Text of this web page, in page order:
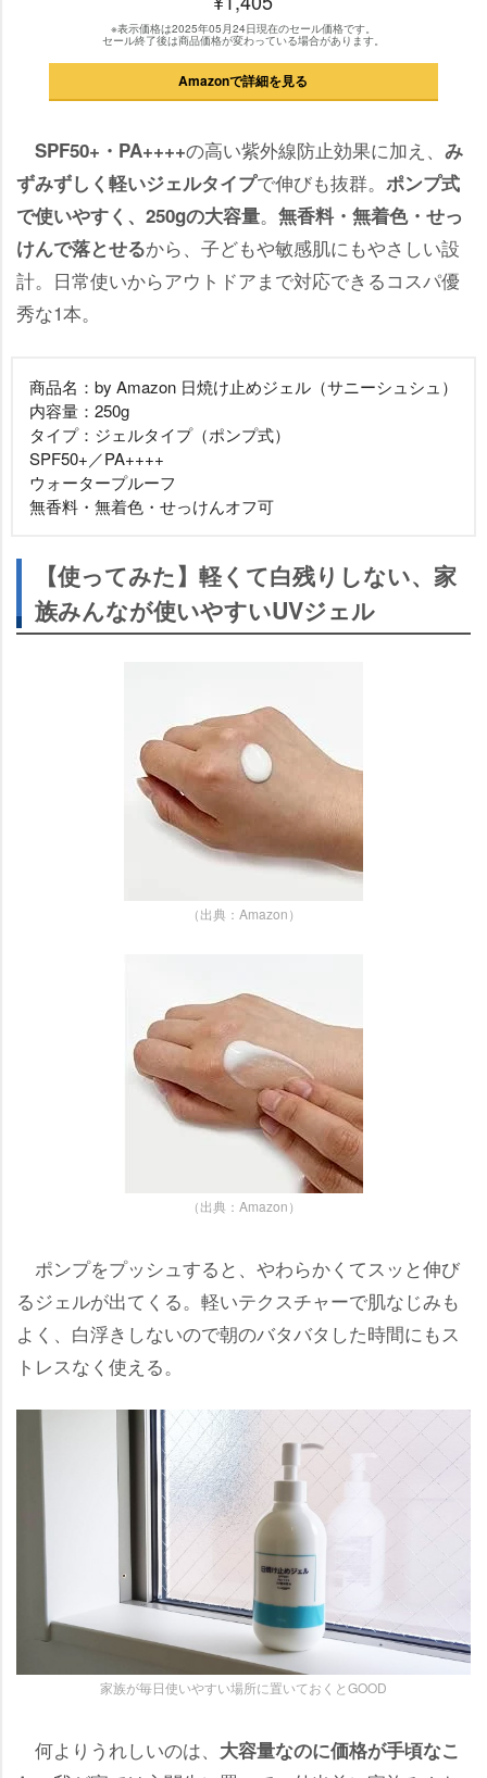
※表示価格は2025年05月24日現在のセール価格です。
セール終了後は商品価格が変わっている場合があります。
Amazonで詳細を見る
SPF50+・PA++++の高い紫外線防止効果に加え、 み
ずみずしく軽いジェルタイプで伸びも抜群。 ポンプ式
で使いやすく、250gの大容量。 無香料・無着色・せっ
けんで落とせるから、子どもや敏感肌にもやさしい設
計。日常使いからアウトドアまで対応できるコスパ優
秀な1本。
商品名：by Amazon 日焼け止めジェル（サニーシュシュ）
内容量：250g
タイプ：ジェルタイプ（ポンプ式）
SPF50+／PA++++
ウォータープルーフ
無香料・無着色・せっけんオフ可
【使ってみた】軽くて白残りしない、家
族みんなが使いやすいUVジェル
（出典：Amazon）
（出典：Amazon）
ポンプをプッシュすると、やわらかくてスッと伸び
るジェルが出てくる。軽いテクスチャーで肌なじみも
よく、白浮きしないので朝のバタバタした時間にもス
トレスなく使える。
家族が毎日使いやすい場所に置いておくとGOOD
何よりうれしいのは、 大容量なのに価格が手頃なこ